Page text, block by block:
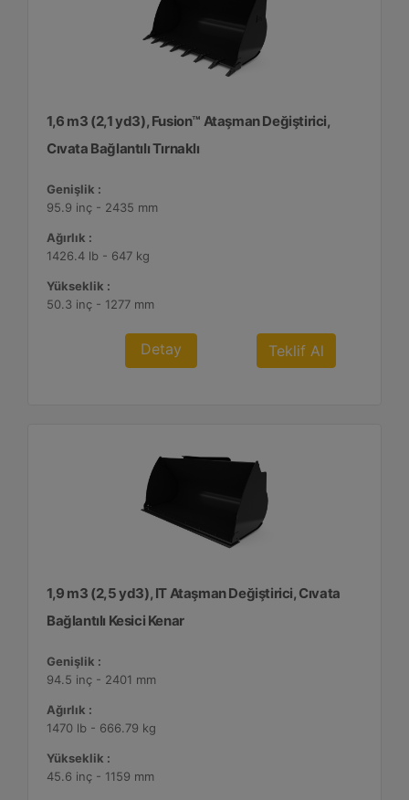
1,6 m3 (2,1 yd3), Fusion™ Ataşman Değiştirici,
Cıvata Bağlantılı Tırnaklı
Genişlik :
95.9 inç - 2435 mm
Ağırlık :
1426.4 lb - 647 kg
Yükseklik :
50.3 inç - 1277 mm
Detay Teklif Al
1,9 m3 (2,5 yd3), IT Ataşman Değiştirici, Cıvata
Bağlantılı Kesici Kenar
Genişlik :
94.5 inç - 2401 mm
Ağırlık :
1470 lb - 666.79 kg
Yükseklik :
45.6 inç - 1159 mm